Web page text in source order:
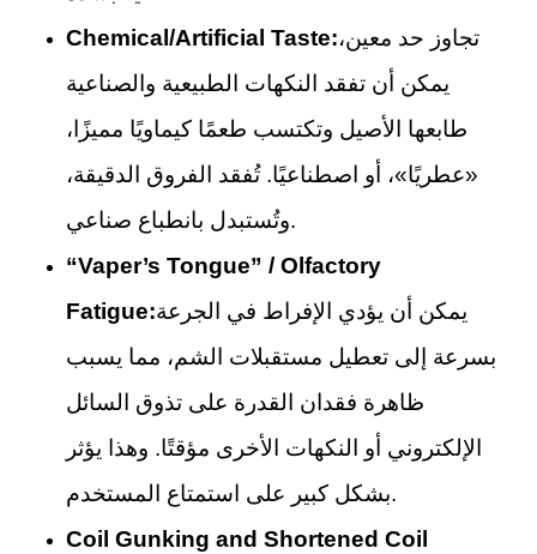
Chemical/Artificial Taste:تجاوز حد معين،
يمكن أن تفقد النكهات الطبيعية والصناعية
طابعها الأصيل وتكتسب طعمًا كيماويًا مميزًا،
«عطريًا»، أو اصطناعيًا. تُفقد الفروق الدقيقة،
وتُستبدل بانطباع صناعي.
“Vaper’s Tongue” / Olfactory
Fatigue:يمكن أن يؤدي الإفراط في الجرعة
بسرعة إلى تعطيل مستقبلات الشم، مما يسبب
ظاهرة فقدان القدرة على تذوق السائل
الإلكتروني أو النكهات الأخرى مؤقتًا. وهذا يؤثر
بشكل كبير على استمتاع المستخدم.
Coil Gunking and Shortened Coil